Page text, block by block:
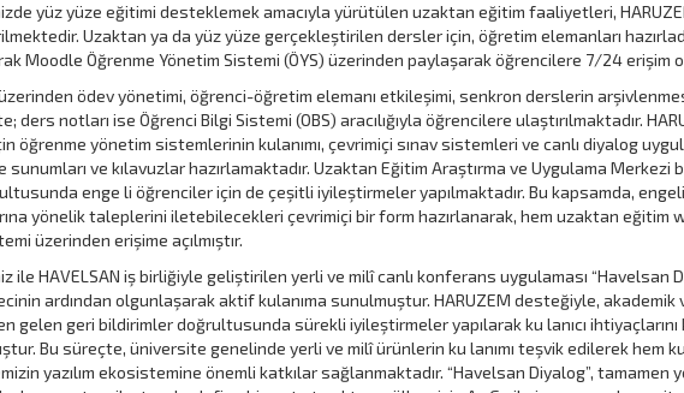
yüz yüze eğitimi desteklemek amacıyla yürütülen uzaktan eğitim faaliyetleri,
Uzaktan ya da yüz yüze gerçekleştirilen dersler için, öğretim elemanları
Moodle Öğrenme Yönetim Sistemi (ÖYS) üzerinden paylaşarak öğrencilere 7/24 erişim
üzerinden ödev yönetimi, öğrenci-öğretim elemanı etkileşimi, senkron derslerin
ders notları ise Öğrenci Bilgi Sistemi (OBS) aracılığıyla öğrencilere ulaştırılmaktadır.
öğrenme yönetim sistemlerinin kulanımı, çevrimiçi sınav sistemleri ve canlı diyalog
sunumları ve kılavuzlar hazırlamaktadır. Uzaktan Eğitim Araştırma ve Uygulama
enge li öğrenciler için de çeşitli iyileştirmeler yapılmaktadır. Bu kapsamda,
yönelik taleplerini iletebilecekleri çevrimiçi bir form hazırlanarak, hem uzaktan eğitim
üzerinden erişime açılmıştır.
ile HAVELSAN iş birliğiyle geliştirilen yerli ve milî canlı konferans uygulaması “Havelsan
ardından olgunlaşarak aktif kulanıma sunulmuştur. HARUZEM desteğiyle, akademik
gelen geri bildirimler doğrultusunda sürekli iyileştirmeler yapılarak ku lanıcı
Bu süreçte, üniversite genelinde yerli ve milî ürünlerin ku lanımı teşvik edilerek hem
yazılım ekosistemine önemli katkılar sağlanmaktadır. “Havelsan Diyalog”, tamamen